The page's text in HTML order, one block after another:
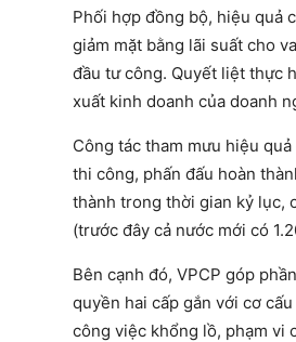
Phối hợp đồng bộ, hiệu quả
giảm mặt bằng lãi suất cho
đầu tư công. Quyết liệt thực
xuất kinh doanh của doanh
Công tác tham mưu hiệu
thi công, phấn đấu hoàn
thành trong thời gian kỷ lục,
(trước đây cả nước mới có
Bên cạnh đó, VPCP góp
quyền hai cấp gắn với cơ
công việc khổng lồ, phạm vi